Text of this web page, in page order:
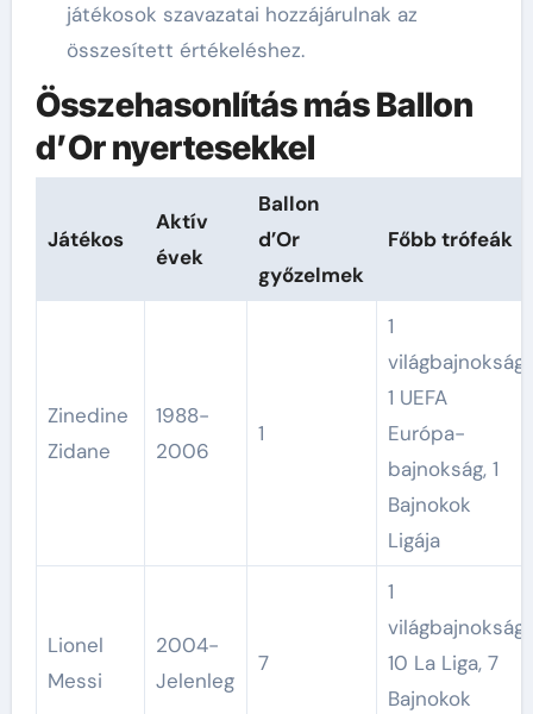
játékosok szavazatai hozzájárulnak az
összesített értékeléshez.
Összehasonlítás más Ballon
d’Or nyertesekkel
Játékos
Aktív
évek
Ballon
d’Or
győzelmek
Főbb trófeák
Zinedine
Zidane
1988-
2006
1
1
világbajnokság,
1 UEFA
Európa-
bajnokság, 1
Bajnokok
Ligája
Lionel
Messi
2004-
Jelenleg
7
1
világbajnokság,
10 La Liga, 7
Bajnokok